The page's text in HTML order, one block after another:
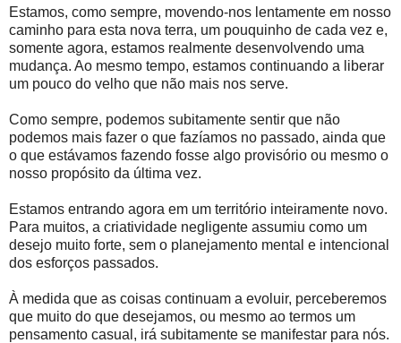
Estamos, como sempre, movendo-nos lentamente em nosso
caminho para esta nova terra, um pouquinho de cada vez e,
somente agora, estamos realmente desenvolvendo uma
mudança. Ao mesmo tempo, estamos continuando a liberar
um pouco do velho que não mais nos serve.
Como sempre, podemos subitamente sentir que não
podemos mais fazer o que fazíamos no passado, ainda que
o que estávamos fazendo fosse algo provisório ou mesmo o
nosso propósito da última vez.
Estamos entrando agora em um território inteiramente novo.
Para muitos, a criatividade negligente assumiu como um
desejo muito forte, sem o planejamento mental e intencional
dos esforços passados.
À medida que as coisas continuam a evoluir, perceberemos
que muito do que desejamos, ou mesmo ao termos um
pensamento casual, irá subitamente se manifestar para nós.